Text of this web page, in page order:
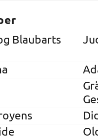
Blaubarts